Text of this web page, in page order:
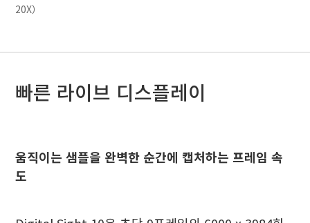
20X）
빠른 라이브 디스플레이
움직이는 샘플을 완벽한 순간에 캡처하는 프레임 속
도